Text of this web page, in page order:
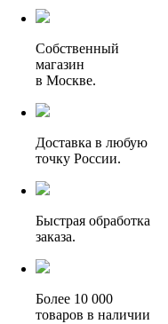
Собственный
магазин
в Москве.
Доставка в любую
точку России.
Быстрая обработка
заказа.
Более 10 000
товаров в наличии